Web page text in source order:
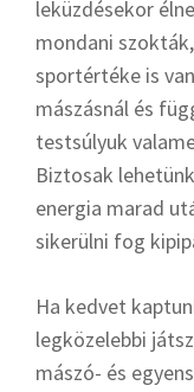
leküzdésekor
mondani
sportértéke is
mászásnál és
testsúlyuk
Biztosak
energia marad
sikerülni fog
Ha kedvet
legközelebbi
mászó- és